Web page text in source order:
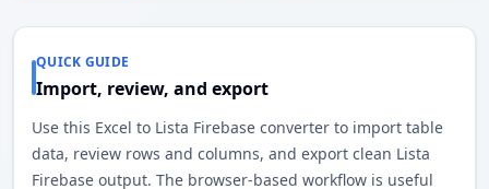
QUICK GUIDE
Import, review, and export
Use this Excel to Lista Firebase converter to import table
data, review rows and columns, and export clean Lista
Firebase output. The browser-based workflow is useful